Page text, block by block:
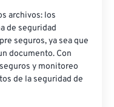
archivos: los
de seguridad
seguros, ya sea que
documento. Con
y monitoreo
de la seguridad de